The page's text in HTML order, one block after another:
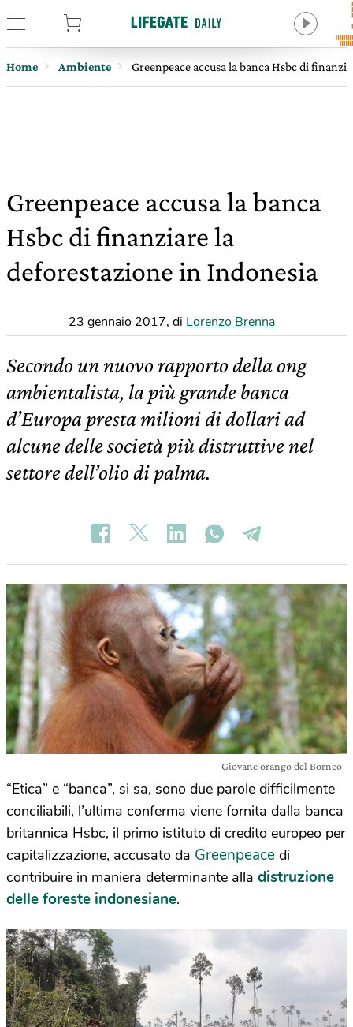
Home Ambiente Greenpeace accusa la banca Hsbc di
Greenpeace accusa la banca
Hsbc di finanziare la
deforestazione in Indonesia
23 gennaio 2017, di Lorenzo Brenna
Secondo un nuovo rapporto della ong
ambientalista, la più grande banca
d’Europa presta milioni di dollari ad
alcune delle società più distruttive nel
settore dell’olio di palma.
Giovane orango del Borneo
“Etica” e “banca”, si sa, sono due parole difficilmente
conciliabili, l’ultima conferma viene fornita dalla banca
britannica Hsbc, il primo istituto di credito europeo per
capitalizzazione, accusato da Greenpeace di
contribuire in maniera determinante alla distruzione
delle foreste indonesiane.